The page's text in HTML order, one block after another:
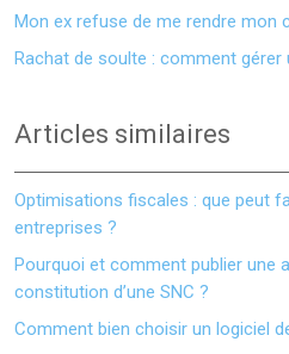
Mon ex refuse de me rendre mon
Rachat de soulte : comment gérer
Articles similaires
Optimisations fiscales : que peut
entreprises ?
Pourquoi et comment publier une
constitution d’une SNC ?
Comment bien choisir un logiciel